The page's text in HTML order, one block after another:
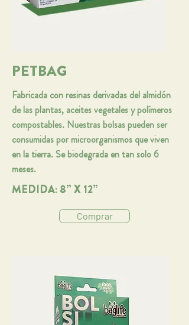
PETBAG
Fabricada con resinas derivadas del almidón
de las plantas, aceites vegetales y polímeros
compostables. Nuestras bolsas pueden ser
consumidas por microorganismos que viven
en la tierra. Se biodegrada en tan solo 6
meses.
MEDIDA: 8” X 12”
Comprar